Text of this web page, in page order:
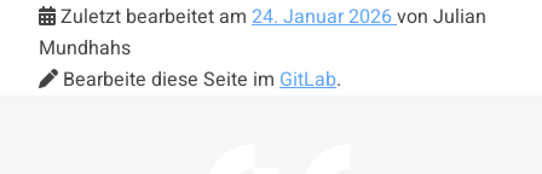
Zuletzt bearbeitet am 24. Januar 2026von Julian
Mundhahs
Bearbeite diese Seite im GitLab.